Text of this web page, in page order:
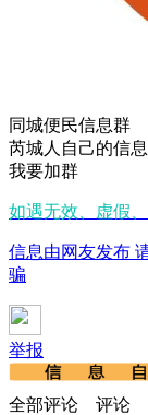
同城便民信息群
芮城人自己的信
我要加群
如遇无效、虚假
信息由网友发布
骗
举报
全部评论
评论